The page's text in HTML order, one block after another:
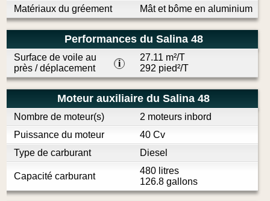
Matériaux du gréement Mât et bôme en aluminium
Performances du Salina 48
Surface de voile au
près / déplacement
i
27.11 m²/T
292 pied²/T
Moteur auxiliaire du Salina 48
Nombre de moteur(s)
2 moteurs inbord
Puissance du moteur
40 Cv
Type de carburant
Diesel
Capacité carburant
480 litres
126.8 gallons